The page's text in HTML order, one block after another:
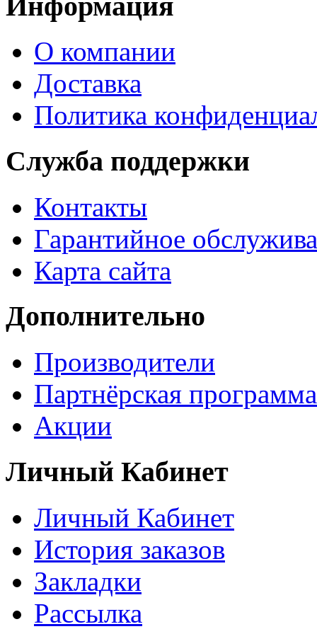
О компании
Доставка
Политика
Служба поддержки
Контакты
Гарантийное
Карта сайта
Дополнительно
Производители
Партнёрская программа
Акции
Личный Кабинет
Личный Кабинет
История заказов
Закладки
Рассылка